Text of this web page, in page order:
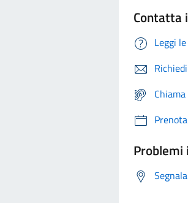
Contatta
Leggi
Problemi